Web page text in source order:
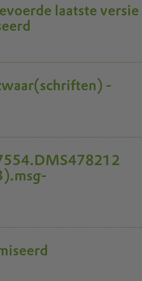
laatste versie
-